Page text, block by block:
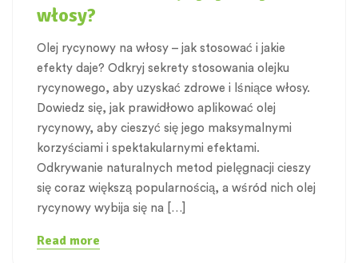
włosy?
Olej rycynowy na włosy – jak stosować i jakie
efekty daje? Odkryj sekrety stosowania olejku
rycynowego, aby uzyskać zdrowe i lśniące włosy.
Dowiedz się, jak prawidłowo aplikować olej
rycynowy, aby cieszyć się jego maksymalnymi
korzyściami i spektakularnymi efektami.
Odkrywanie naturalnych metod pielęgnacji cieszy
się coraz większą popularnością, a wśród nich olej
rycynowy wybija się na […]
Read more